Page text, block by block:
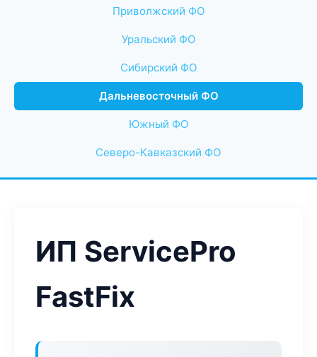
Приволжский ФО
Уральский ФО
Сибирский ФО
Дальневосточный ФО
Южный ФО
Северо-Кавказский ФО
ИП ServicePro
FastFix